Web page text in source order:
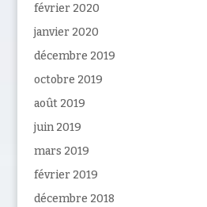
février 2020
janvier 2020
décembre 2019
octobre 2019
août 2019
juin 2019
mars 2019
février 2019
décembre 2018